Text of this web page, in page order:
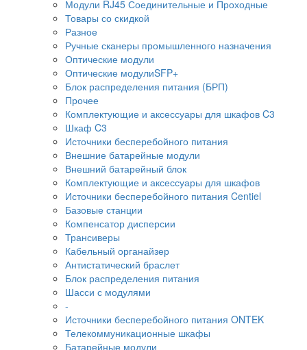
Модули RJ45 Соединительные и Проходные
Товары со скидкой
Разное
Ручные сканеры промышленного назначения
Оптические модули
Оптические модулиSFP+
Блок распределения питания (БРП)
Прочее
Комплектующие и аксессуары для шкафов C3
Шкаф C3
Источники бесперебойного питания
Внешние батарейные модули
Внешний батарейный блок
Комплектующие и аксессуары для шкафов
Источники бесперебойного питания Centiel
Базовые станции
Компенсатор дисперсии
Трансиверы
Кабельный органайзер
Антистатический браслет
Блок распределения питания
Шасси с модулями
-
Источники бесперебойного питания ONTEK
Телекоммуникационные шкафы
Батарейные модули